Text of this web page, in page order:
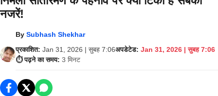
नजरें!
BySubhash Shekhar
प्रकाशित: Jan 31, 2026 | सुबह 7:06अपडेटेड: Jan 31, 2026 | सुबह 7:06
⏱️ पढ़ने का समय: 3 मिनट